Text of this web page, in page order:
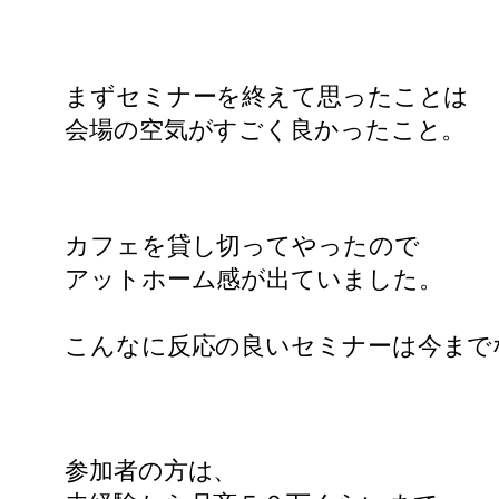
まずセミナーを終えて思ったことは
会場の空気がすごく良かったこと。
カフェを貸し切ってやったので
アットホーム感が出ていました。
こんなに反応の良いセミナーは今まで
参加者の方は、